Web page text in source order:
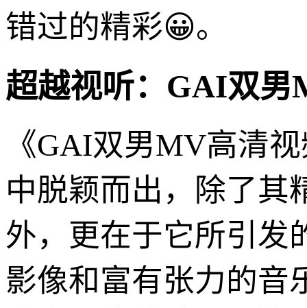
错过的精彩😀。
超越视听：GAI双男
《GAI双男MV高清
中脱颖而出，除了其
外，更在于它所引发
影像和富有张力的音